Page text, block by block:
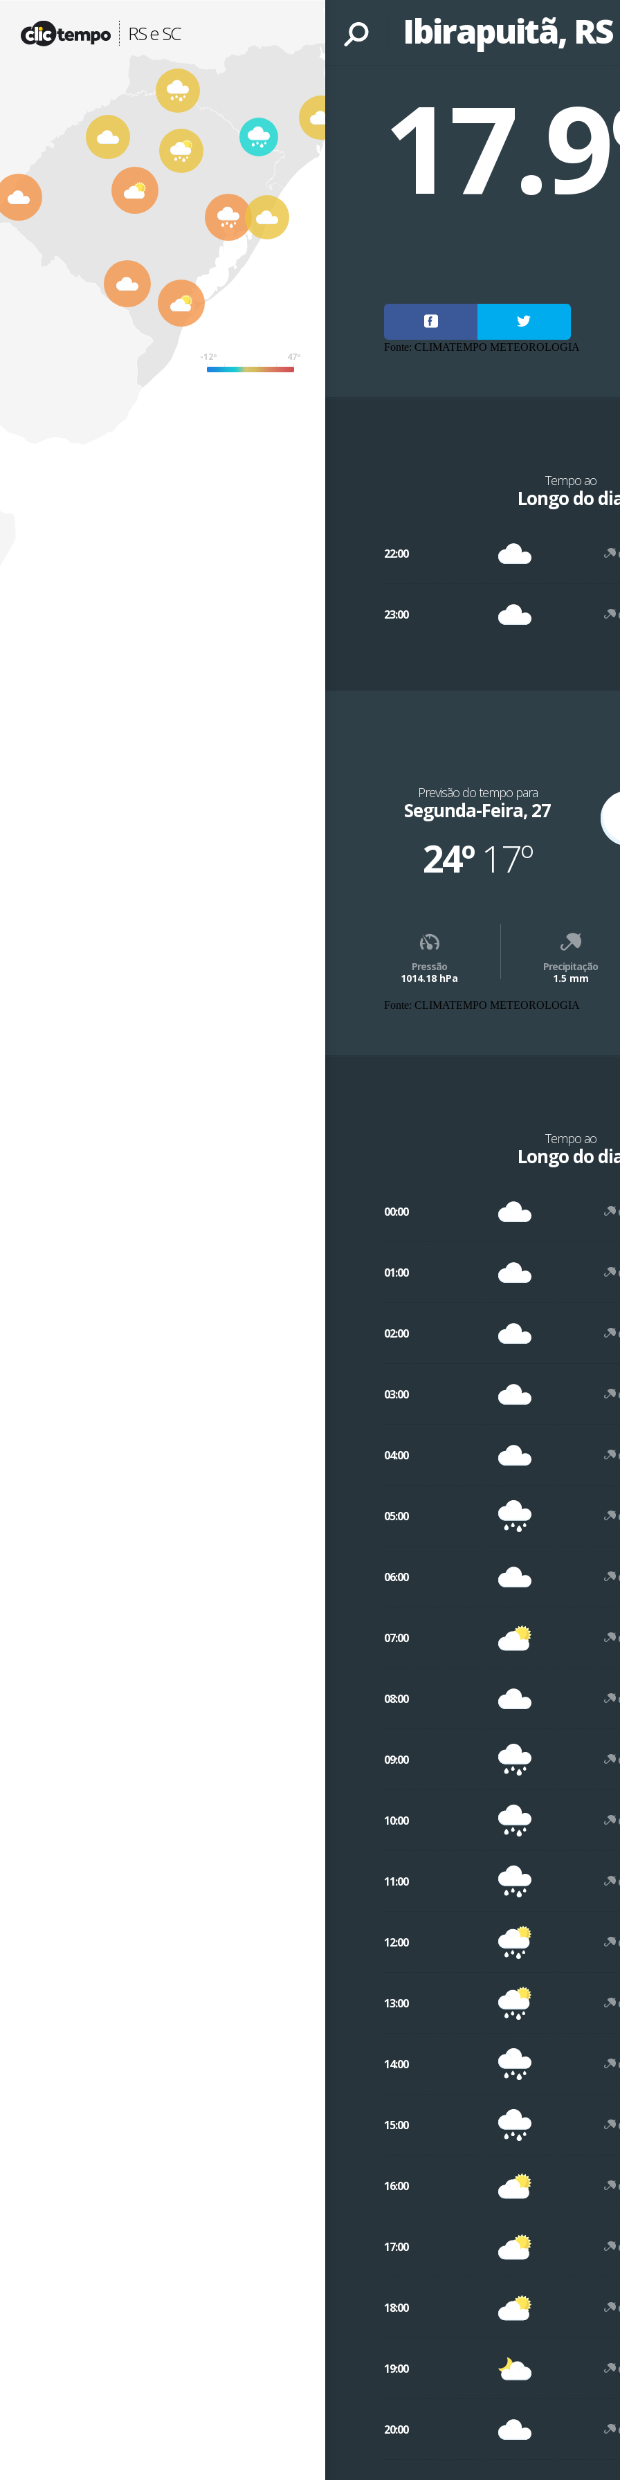
Ibirapuitã, RS
RS e SC
-12º 47º
Fonte: CLIMATEMPO METEOROLOGIA
Tempo ao
Longo do
22:00
23:00
Previsão do tempo para
Segunda-Feira, 27
24º17º
Pressão
1014.18 hPa
Precipitação
1.5 mm
Fonte: CLIMATEMPO METEOROLOGIA
Tempo ao
Longo do
00:00
01:00
02:00
03:00
04:00
05:00
06:00
07:00
08:00
09:00
10:00
11:00
12:00
13:00
14:00
15:00
16:00
17:00
18:00
19:00
20:00